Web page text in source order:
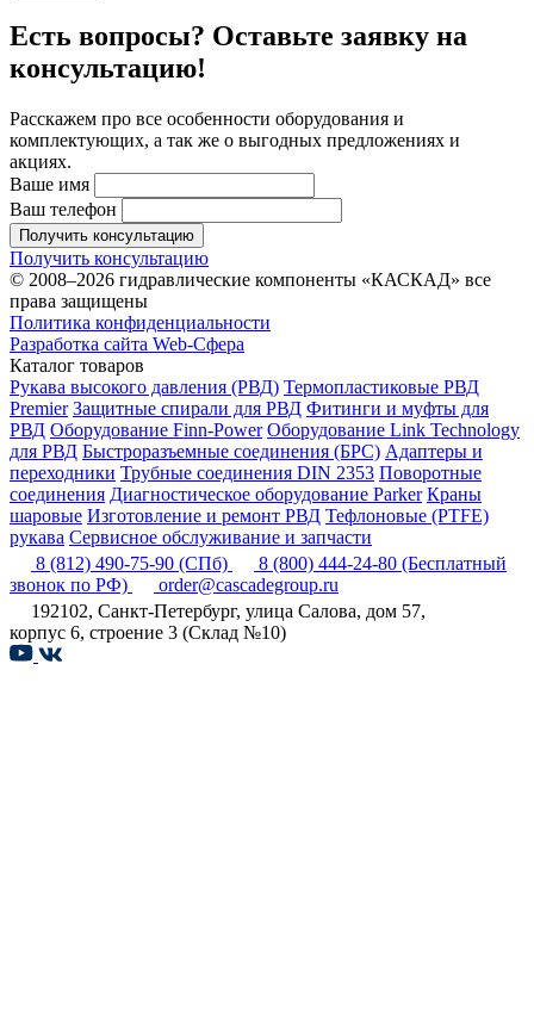
Есть вопросы? Оставьте заявку на
консультацию!
Расскажем про все особенности оборудования и
комплектующих, а так же о выгодных предложениях и
акциях.
Ваше имя
Ваш телефон
Получить консультацию
Получить консультацию
© 2008–2026 гидравлические компоненты «КАСКАД» все
права защищены
Политика конфиденциальности
Разработка сайта Web-Сфера
Каталог товаров
Рукава высокого давления (РВД) Термопластиковые РВД
Premier Защитные спирали для РВД Фитинги и муфты для
РВД Оборудование Finn-Power Оборудование Link Technology
для РВД Быстроразъемные соединения (БРС) Адаптеры и
переходники Трубные соединения DIN 2353 Поворотные
соединения Диагностическое оборудование Parker Краны
шаровые Изготовление и ремонт РВД Тефлоновые (PTFE)
рукава Сервисное обслуживание и запчасти
8 (812) 490-75-90 (СПб) 8 (800) 444-24-80 (Бесплатный
звонок по РФ)
order@cascadegroup.ru
192102, Санкт-Петербург, улица Салова, дом 57,
корпус 6, строение 3 (Склад №10)